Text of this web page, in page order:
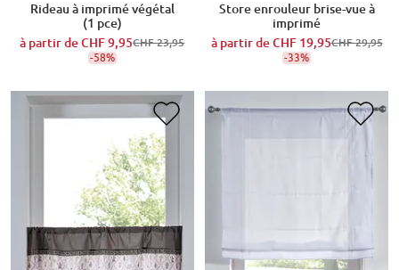
Rideau à imprimé végétal
(1 pce)
à partir deCHF 9,95CHF 23,95
-58%
Store enrouleur brise-vue à
imprimé
à partir deCHF 19,95CHF 29,95
-33%